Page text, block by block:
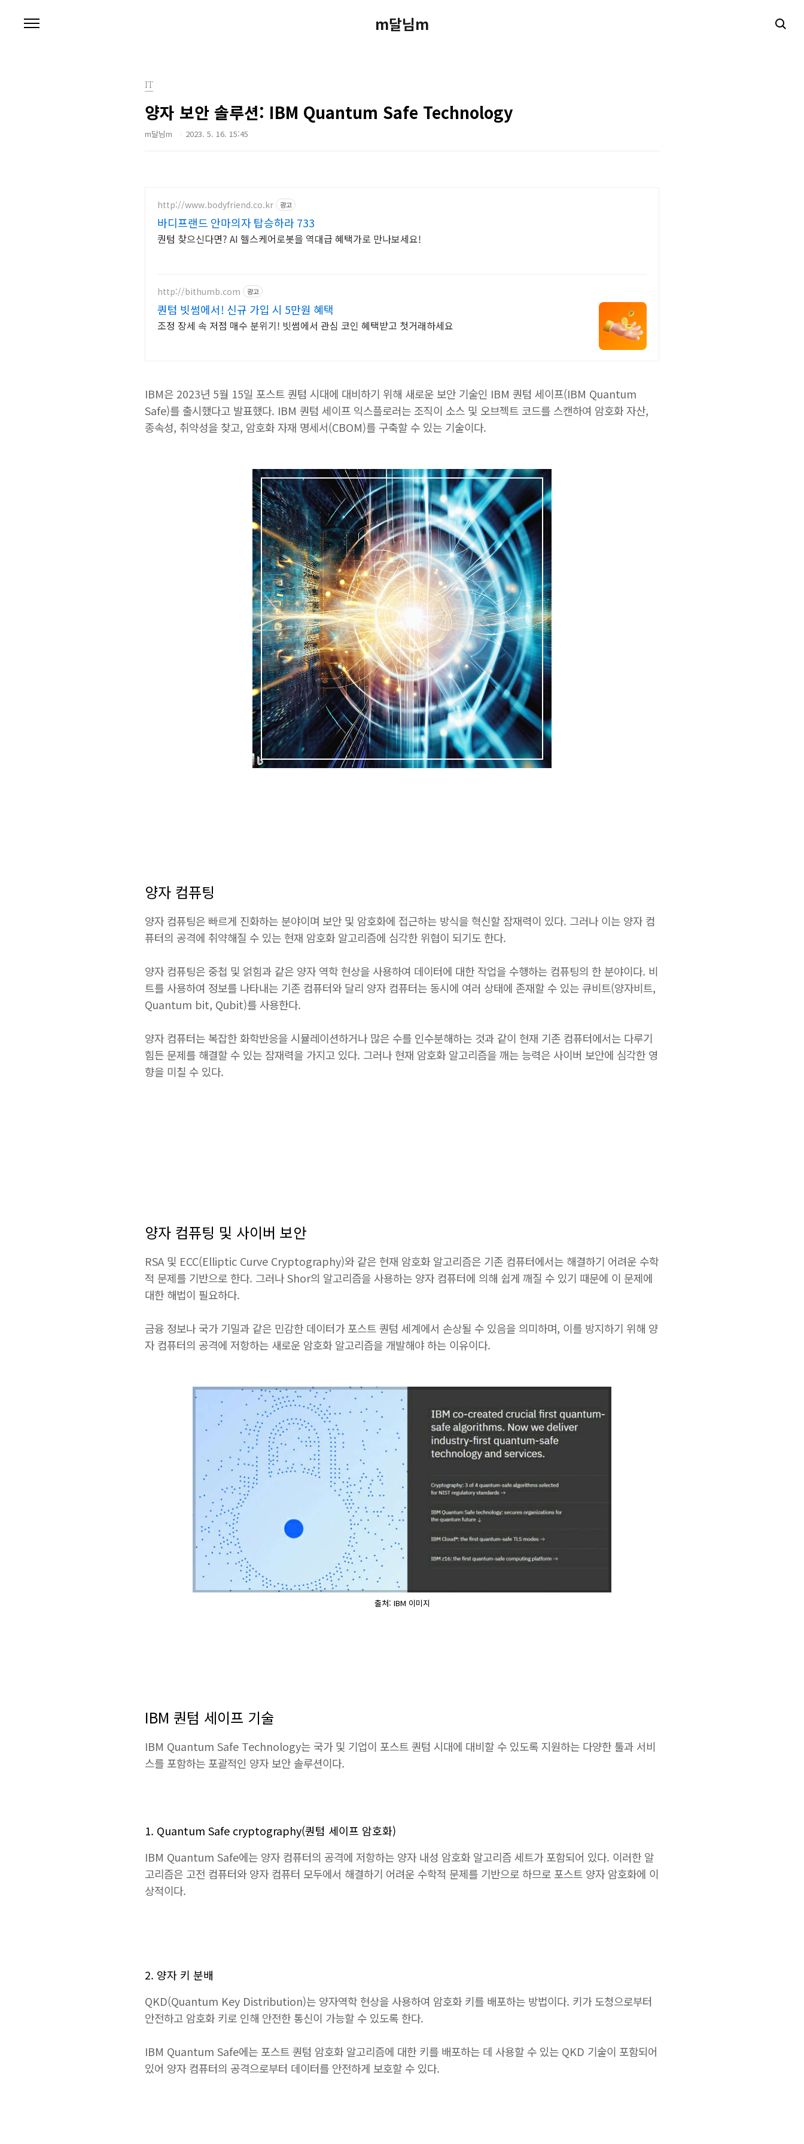
m달님m
IT
양자 보안 솔루션: IBM Quantum Safe Technology
m달님m 2023. 5. 16. 15:45
http://www.bodyfriend.co.kr 광고
바디프랜드 안마의자 탑승하라 733
퀀텀 찾으신다면? AI 헬스케어로봇을 역대급 혜택가로 만나보세요!
http://bithumb.com 광고
퀀텀 빗썸에서! 신규 가입 시 5만원 혜택
조정 장세 속 저점 매수 분위기! 빗썸에서 관심 코인 혜택받고 첫거래하세요
IBM은 2023년 5월 15일 포스트 퀀텀 시대에 대비하기 위해 새로운 보안 기술인 IBM 퀀텀 세이프(IBM Quantum
Safe)를 출시했다고 발표했다. IBM 퀀텀 세이프 익스플로러는 조직이 소스 및 오브젝트 코드를 스캔하여 암호화 자산,
종속성, 취약성을 찾고, 암호화 자재 명세서(CBOM)를 구축할 수 있는 기술이다.
양자 컴퓨팅
양자 컴퓨팅은 빠르게 진화하는 분야이며 보안 및 암호화에 접근하는 방식을 혁신할 잠재력이 있다. 그러나 이는 양자 컴
퓨터의 공격에 취약해질 수 있는 현재 암호화 알고리즘에 심각한 위협이 되기도 한다.
양자 컴퓨팅은 중첩 및 얽힘과 같은 양자 역학 현상을 사용하여 데이터에 대한 작업을 수행하는 컴퓨팅의 한 분야이다. 비
트를 사용하여 정보를 나타내는 기존 컴퓨터와 달리 양자 컴퓨터는 동시에 여러 상태에 존재할 수 있는 큐비트(양자비트,
Quantum bit, Qubit)를 사용한다.
양자 컴퓨터는 복잡한 화학반응을 시뮬레이션하거나 많은 수를 인수분해하는 것과 같이 현재 기존 컴퓨터에서는 다루기
힘든 문제를 해결할 수 있는 잠재력을 가지고 있다. 그러나 현재 암호화 알고리즘을 깨는 능력은 사이버 보안에 심각한 영
향을 미칠 수 있다.
양자 컴퓨팅 및 사이버 보안
RSA 및 ECC(Elliptic Curve Cryptography)와 같은 현재 암호화 알고리즘은 기존 컴퓨터에서는 해결하기 어려운 수학
적 문제를 기반으로 한다. 그러나 Shor의 알고리즘을 사용하는 양자 컴퓨터에 의해 쉽게 깨질 수 있기 때문에 이 문제에
대한 해법이 필요하다.
금융 정보나 국가 기밀과 같은 민감한 데이터가 포스트 퀀텀 세계에서 손상될 수 있음을 의미하며, 이를 방지하기 위해 양
자 컴퓨터의 공격에 저항하는 새로운 암호화 알고리즘을 개발해야 하는 이유이다.
출처: IBM 이미지
IBM 퀀텀 세이프 기술
IBM Quantum Safe Technology는 국가 및 기업이 포스트 퀀텀 시대에 대비할 수 있도록 지원하는 다양한 툴과 서비
스를 포함하는 포괄적인 양자 보안 솔루션이다.
1. Quantum Safe cryptography(퀀텀 세이프 암호화)
IBM Quantum Safe에는 양자 컴퓨터의 공격에 저항하는 양자 내성 암호화 알고리즘 세트가 포함되어 있다. 이러한 알
고리즘은 고전 컴퓨터와 양자 컴퓨터 모두에서 해결하기 어려운 수학적 문제를 기반으로 하므로 포스트 양자 암호화에 이
상적이다.
2. 양자 키 분배
QKD(Quantum Key Distribution)는 양자역학 현상을 사용하여 암호화 키를 배포하는 방법이다. 키가 도청으로부터
안전하고 암호화 키로 인해 안전한 통신이 가능할 수 있도록 한다.
IBM Quantum Safe에는 포스트 퀀텀 암호화 알고리즘에 대한 키를 배포하는 데 사용할 수 있는 QKD 기술이 포함되어
있어 양자 컴퓨터의 공격으로부터 데이터를 안전하게 보호할 수 있다.